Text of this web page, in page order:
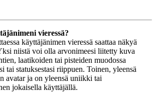
vieressä?
käyttäjänimen vieressä saattaa näkyä
niistä voi olla arvonimeesi liitetty kuva
laatikoiden tai pisteiden muodossa
tai statuksestasi riippuen. Toinen, yleensä
avatar ja on yleensä uniikki tai
jokaisella käyttäjällä.